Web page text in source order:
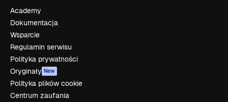
Academy
Dokumentacja
Wsparcie
Regulamin serwisu
Polityka prywatności
Oryginały New
Polityka plików cookie
Centrum zaufania